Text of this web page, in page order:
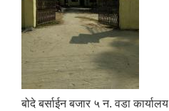
बोदे बर्साईन बजार ५ न. वडा कार्यालय